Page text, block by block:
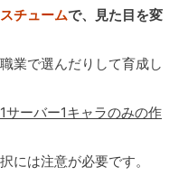
チュームで、見た目を変
業で選んだりして育成し
サーバー1キャラのみの作
には注意が必要です。